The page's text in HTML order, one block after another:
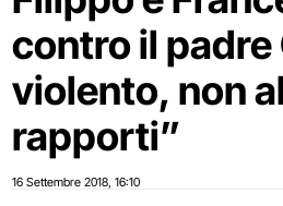
contro il
violento, non
rapporti”
16 Settembre 2018 16:10